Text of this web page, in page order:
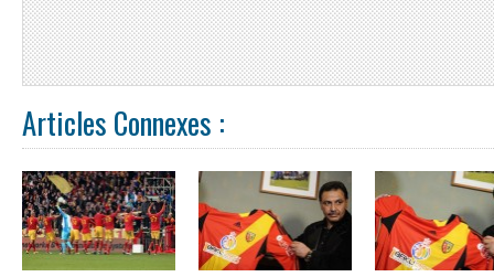
Articles Connexes :